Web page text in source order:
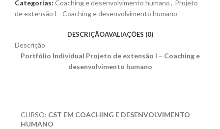
Categorias: Coaching e desenvolvimento humano, Projeto
de extensão I - Coaching e desenvolvimento humano
DESCRIÇÃOAVALIAÇÕES (0)
Descrição
Portfólio Individual Projeto de extensão I – Coaching e
desenvolvimento humano
CURSO: CST EM COACHING E DESENVOLVIMENTO
HUMANO